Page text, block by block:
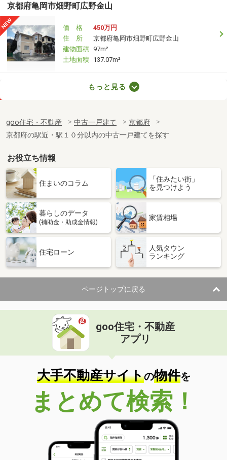
京都府亀岡市畑野町広野金山
価 格
450万円
住 所
京都府亀岡市畑野町広野金山
建物面積 97m²
土地面積 137.07m²
京都府相楽郡精華町光台９
建物面積 193.5m²
土地面積 321.98m²
京都府京都市北区大宮玄琢北町
価 格
2,880万円
京都府京都市北区大宮玄琢北町
建物面積 138.42m²
土地面積
120.62m²
京都府舞鶴市溝尻町
2,250万円
住 所
京都府舞鶴市溝尻町
建物面積 111.59m²
土地面積 154.65m²
京都府亀岡市篠町広田３丁目
価 格
住 所
京都府亀岡市篠町広田３丁目
建物面積 81.61m²
土地面積
101.72m²
京都府京都市山科区川田御出町
価 格
1,480万円
京都府京都市山科区川田御出町
82.21m²
土地面積 44.03m²
もっと見る
goo住宅・不動産 中古一戸建て
京都府
京都府の駅近・駅１０分以内の中古一戸建てを探す
お役立ち情報
住まいのコラム
「住みたい街」
を見つけよう
暮らしのデータ
(補助金・助成金情報)
家賃相場
住宅ローン
人気タウン
ランキング
ページトップに戻る
goo住宅・不動産
アプリ
大手不動産サイトの物件を
まとめて検索！